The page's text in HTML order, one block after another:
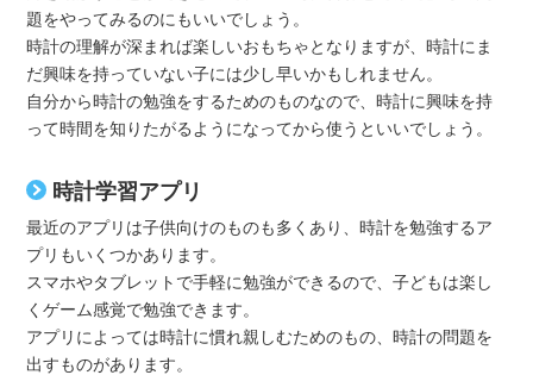
題をやってみるのにもいいでしょう。
時計の理解が深まれば楽しいおもちゃとなりますが、時計にま
だ興味を持っていない子には少し早いかもしれません。
自分から時計の勉強をするためのものなので、時計に興味を持
って時間を知りたがるようになってから使うといいでしょう。
時計学習アプリ
最近のアプリは子供向けのものも多くあり、時計を勉強するア
プリもいくつかあります。
スマホやタブレットで手軽に勉強ができるので、子どもは楽し
くゲーム感覚で勉強できます。
アプリによっては時計に慣れ親しむためのもの、時計の問題を
出すものがあります。